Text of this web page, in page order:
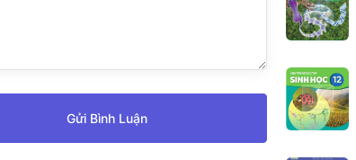
Gửi Bình Luận